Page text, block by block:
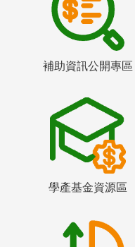
補助資訊公開專區
學產基金資源區